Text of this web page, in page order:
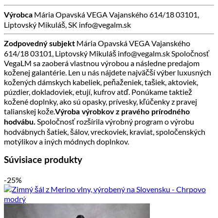
Výrobca Mária Opavská VEGA Vajanského 614/18 03101,
Liptovský Mikuláš, SK info@vegalm.sk
Zodpovedný subjekt Mária Opavská VEGA Vajanského
614/18 03101, Liptovský Mikuláš info@vegalm.sk Spoločnosť
VegaLM sa zaoberá vlastnou výrobou a následne predajom
koženej galantérie. Len u nás nájdete najväčší výber luxusných
kožených dámskych kabeliek, peňaženiek, tašiek, aktoviek,
púzdier, dokladoviek, etují, kufrov atď. Ponúkame taktiež
kožené doplnky, ako sú opasky, prívesky, kľúčenky z pravej
talianskej kože.Výroba výrobkov z pravého prírodného
hodvábu. Spoločnosť rozšírila výrobný program o výrobu
hodvábnych šatiek, šálov, vreckoviek, kraviat, spoločenských
motýlikov a iných módnych doplnkov.
Súvisiace produkty
-25%